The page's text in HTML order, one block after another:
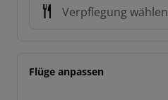
Verpflegung wählen
Flüge anpassen